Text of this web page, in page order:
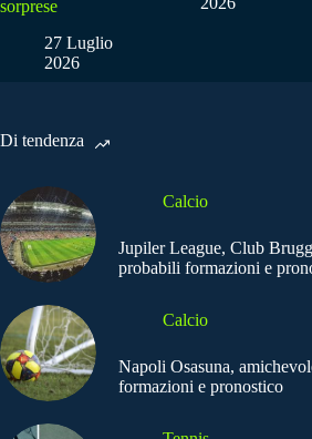
sorprese
27 Luglio
2026
Di tendenza
Calcio
Jupiler League, Club
probabili formazioni e
Calcio
Napoli Osasuna,
formazioni e pronostico